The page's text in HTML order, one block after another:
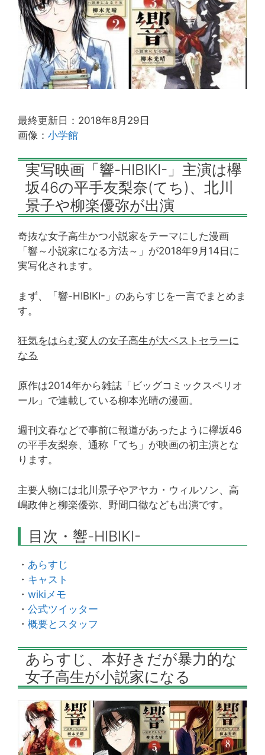
最終更新日：2018年8月29日
画像： 小学館
実写映画「響-HIBIKI-」主演は欅
坂46の平手友梨奈(てち)、北川
景子や柳楽優弥が出演
奇抜な女子高生かつ小説家をテーマにした漫画
「響～小説家になる方法～」が2018年9月14日に
実写化されます。
まず、「響-HIBIKI-」のあらすじを一言でまとめま
す。
狂気をはらむ変人の女子高生が大ベストセラーに
なる
原作は2014年から雑誌「ビッグコミックスペリオ
ール」で連載している柳本光晴の漫画。
週刊文春などで事前に報道があったように欅坂46
の平手友梨奈、通称「てち」が映画の初主演とな
ります。
主要人物には北川景子やアヤカ・ウィルソン、高
嶋政伸と柳楽優弥、野間口徹なども出演です。
目次・響-HIBIKI-
・ あらすじ
・ キャスト
・ wikiメモ
・ 公式ツイッター
・ 概要とスタッフ
あらすじ、本好きだが暴力的な
女子高生が小説家になる